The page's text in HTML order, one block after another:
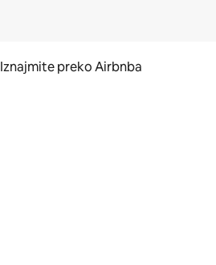
Iznajmite preko Airbnba